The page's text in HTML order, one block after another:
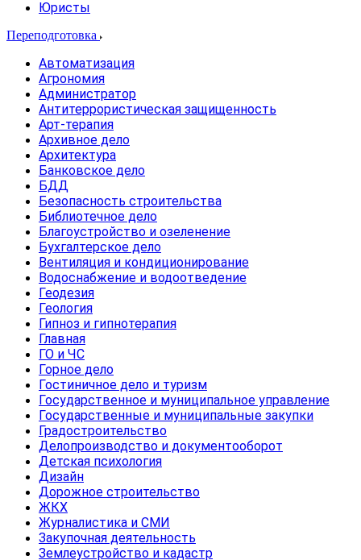
Юристы
Переподготовка
Автоматизация
Агрономия
Администратор
Антитеррористическая защищенность
Арт-терапия
Архивное дело
Архитектура
Банковское дело
БДД
Безопасность строительства
Библиотечное дело
Благоустройство и озеленение
Бухгалтерское дело
Вентиляция и кондиционирование
Водоснабжение и водоотведение
Геодезия
Геология
Гипноз и гипнотерапия
Главная
ГО и ЧС
Горное дело
Гостиничное дело и туризм
Государственное и муниципальное управление
Государственные и муниципальные закупки
Градостроительство
Делопроизводство и документооборот
Детская психология
Дизайн
Дорожное строительство
ЖКХ
Журналистика и СМИ
Закупочная деятельность
Землеустройство и кадастр